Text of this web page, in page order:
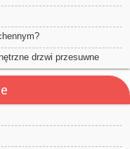
drzwi przesuwne